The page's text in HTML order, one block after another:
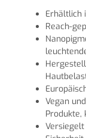
Erhältlich
Reach-
Vegan
Produkte,